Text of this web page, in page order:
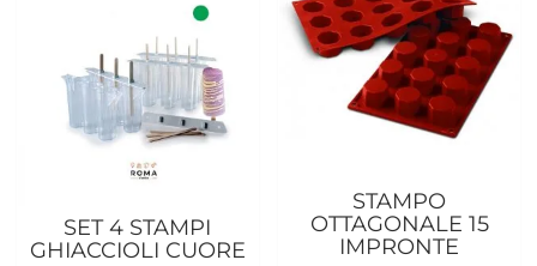
SET 4 STAMPI
GHIACCIOLI CUORE
STAMPO
OTTAGONALE 15
IMPRONTE